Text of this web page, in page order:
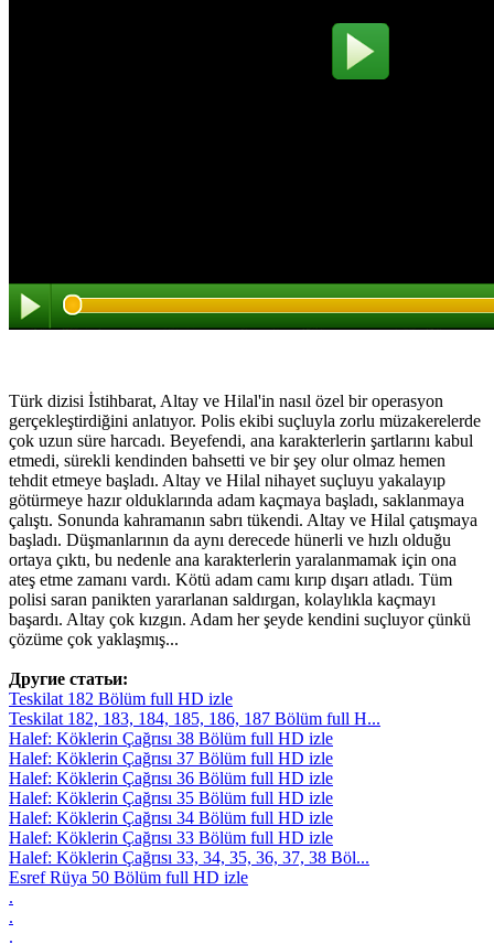
Türk dizisi İstihbarat, Altay ve Hilal'in nasıl özel bir operasyon
gerçekleştirdiğini anlatıyor. Polis ekibi suçluyla zorlu müzakerelerde
çok uzun süre harcadı. Beyefendi, ana karakterlerin şartlarını kabul
etmedi, sürekli kendinden bahsetti ve bir şey olur olmaz hemen
tehdit etmeye başladı. Altay ve Hilal nihayet suçluyu yakalayıp
götürmeye hazır olduklarında adam kaçmaya başladı, saklanmaya
çalıştı. Sonunda kahramanın sabrı tükendi. Altay ve Hilal çatışmaya
başladı. Düşmanlarının da aynı derecede hünerli ve hızlı olduğu
ortaya çıktı, bu nedenle ana karakterlerin yaralanmamak için ona
ateş etme zamanı vardı. Kötü adam camı kırıp dışarı atladı. Tüm
polisi saran panikten yararlanan saldırgan, kolaylıkla kaçmayı
başardı. Altay çok kızgın. Adam her şeyde kendini suçluyor çünkü
çözüme çok yaklaşmış...
Другие статьи:
Teskilat 182 Bölüm full HD izle
Teskilat 182, 183, 184, 185, 186, 187 Bölüm full H...
Halef: Köklerin Çağrısı 38 Bölüm full HD izle
Halef: Köklerin Çağrısı 37 Bölüm full HD izle
Halef: Köklerin Çağrısı 36 Bölüm full HD izle
Halef: Köklerin Çağrısı 35 Bölüm full HD izle
Halef: Köklerin Çağrısı 34 Bölüm full HD izle
Halef: Köklerin Çağrısı 33 Bölüm full HD izle
Halef: Köklerin Çağrısı 33, 34, 35, 36, 37, 38 Böl...
Esref Rüya 50 Bölüm full HD izle
.
.
.